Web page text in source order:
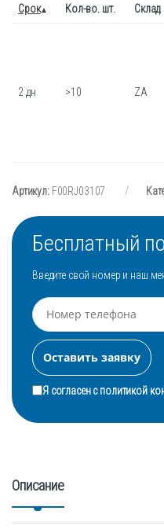
Срок Кол-во. шт. Склад
2 дн >10 ZA
Артикул: F00RJ03107
Бесплатный
Введите свой номер и наш
Я согласен сполитикой
Описание